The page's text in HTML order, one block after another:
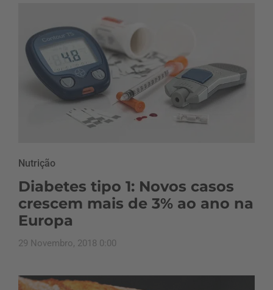
Nutrição
Diabetes tipo 1: Novos casos
crescem mais de 3% ao ano na
Europa
29 Novembro, 2018 0:00